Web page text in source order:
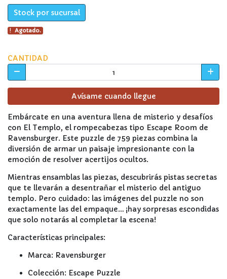
Stock por sucursal
Agotado.
CANTIDAD
Avísame cuando llegue
Embárcate en una aventura llena de misterio y desafíos
con El Templo, el rompecabezas tipo Escape Room de
Ravensburger. Este puzzle de 759 piezas combina la
diversión de armar un paisaje impresionante con la
emoción de resolver acertijos ocultos.
Mientras ensamblas las piezas, descubrirás pistas secretas
que te llevarán a desentrañar el misterio del antiguo
templo. Pero cuidado: las imágenes del puzzle no son
exactamente las del empaque… ¡hay sorpresas escondidas
que solo notarás al completar la escena!
Características principales:
Marca: Ravensburger
Colección: Escape Puzzle